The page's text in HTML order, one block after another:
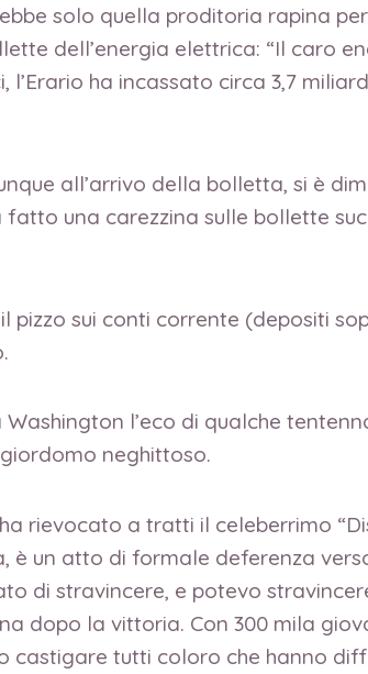
solo quella proditoria rapina
dell’energia elettrica: “Il caro
ha incassato circa 3,7
all’arrivo della bolletta, si è
una carezzina sulle bollette
pizzo sui conti corrente (depositi
l’eco di qualche
neghittoso.
rievocato a tratti il celeberrimo
è un atto di formale deferenza
di stravincere, e potevo
dopo la vittoria. Con 300 mila
castigare tutti coloro che hanno